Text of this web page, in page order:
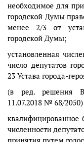
необходимое для
городской Думы
менее 2/3 от
городской Думы;
установленная
число депутатов
23 Устава города-
(в ред. решения
11.07.2018 № 68/2050)
квалифицированное
численности
принятия путем